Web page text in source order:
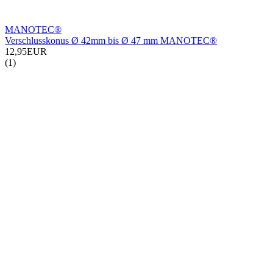
MANOTEC®
Verschlusskonus Ø 42mm bis Ø 47 mm MANOTEC®
12,95EUR
(1)